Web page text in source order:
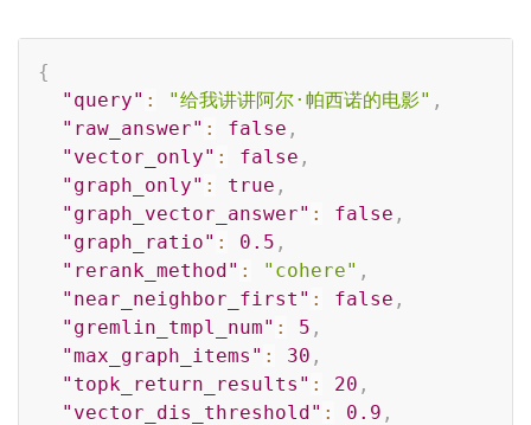
{
"query" : "给我讲讲阿尔·帕西诺的电影" ,
"raw_answer" : false ,
"vector_only" : false ,
"graph_only" : true ,
"graph_vector_answer" : false ,
"graph_ratio" : 0.5 ,
"rerank_method" : "cohere" ,
"near_neighbor_first" : false ,
"gremlin_tmpl_num" : 5 ,
"max_graph_items" : 30 ,
"topk_return_results" : 20 ,
"vector_dis_threshold" : 0.9 ,